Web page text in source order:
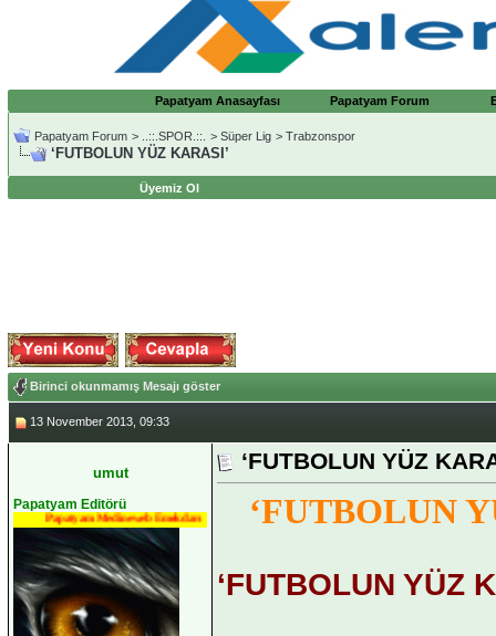
Papatyam Anasayfası Papatyam Forum
Papatyam Forum > ..::.SPOR.::. > Süper Lig > Trabzonspor
‘FUTBOLUN YÜZ KARASI’
Üyemiz Ol
Birinci okunmamış Mesajı göster
13 November 2013, 09:33
umut
Papatyam Editörü
Papatyam Medineweb Emekdarı
‘FUTBOLUN YÜZ
‘FUTBOLUN
‘FUTBOLUN YÜZ